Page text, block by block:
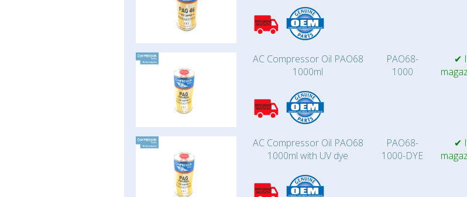
AC Compressor Oil PAO68
1000ml
PAO68-
1000
✔
AC Compressor Oil PAO68
1000ml with UV dye
PAO68-
1000-DYE
✔